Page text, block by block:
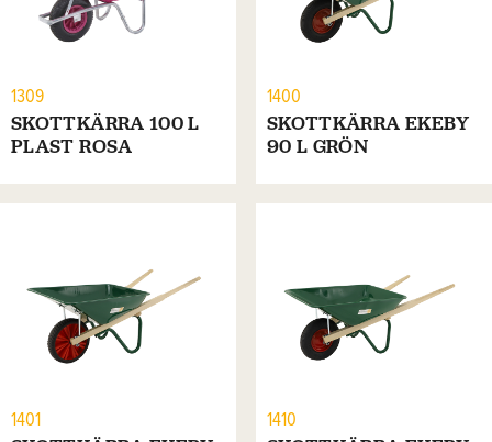
1309
SKOTTKÄRRA 100 L
PLAST ROSA
1400
SKOTTKÄRRA EKEBY
90 L GRÖN
1401 1410